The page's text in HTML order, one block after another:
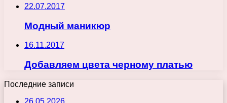
22.07.2017
Модный маникюр
16.11.2017
Добавляем цвета черному платью
Последние записи
26.05.2026